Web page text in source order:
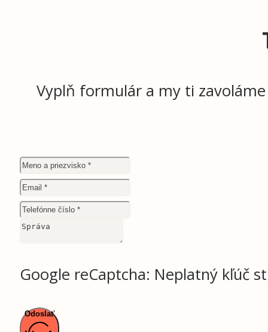
Vyplň formulár a my ti
Google reCaptcha: Neplatný kľúč
Odoslať